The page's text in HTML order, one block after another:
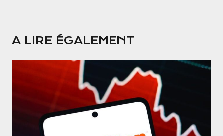
A LIRE ÉGALEMENT